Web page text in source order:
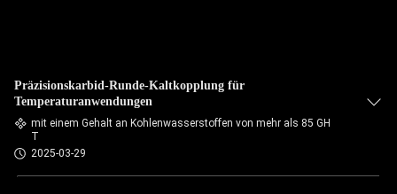
Präzisionskarbid-Runde-Kaltkopplung für
Temperaturanwendungen
mit einem Gehalt an Kohlenwasserstoffen von mehr als 85 GH
T
2025-03-29